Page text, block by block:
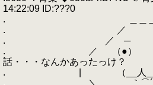
14:22:09 ID:???0
. ＿＿＿
. ／
. ／ ─ ─
. ／ （●） （
話・・・なんかあったっけ？
. | （__人